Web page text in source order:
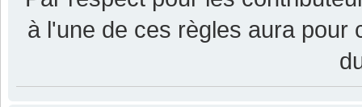
à l'une de ces règles aura pour